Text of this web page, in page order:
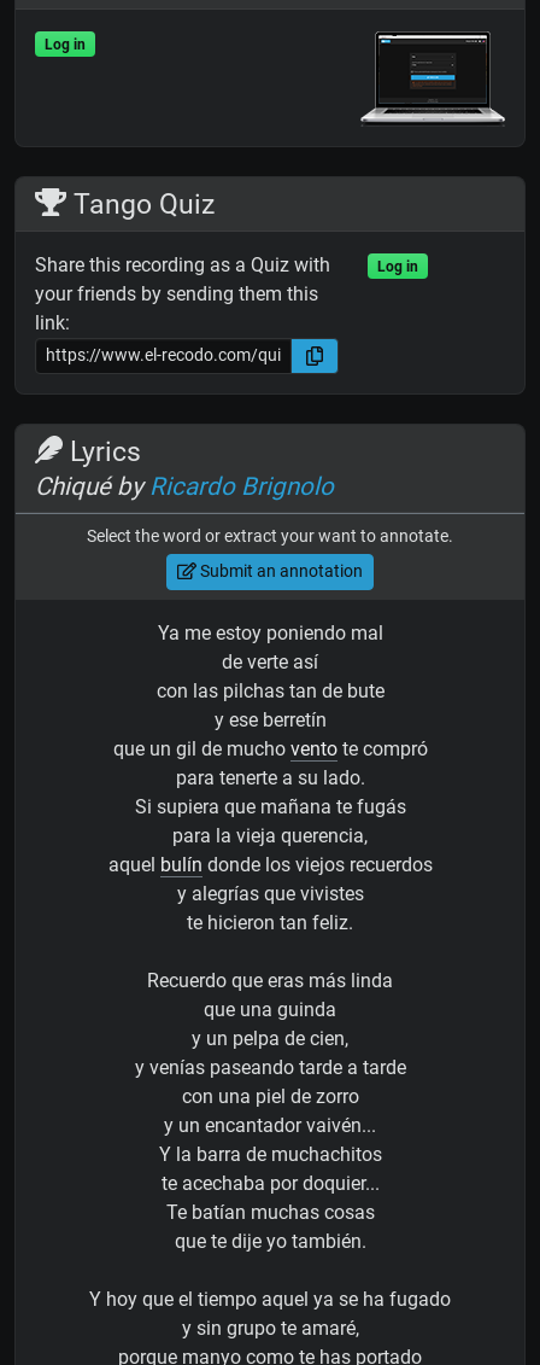
Log in
Tango Quiz
Share this recording as a Quiz with
your friends by sending them this
link:
Log in
Lyrics
Chiqué by Ricardo Brignolo
Select the word or extract your want to annotate.
Submit an annotation
Ya me estoy poniendo mal
de verte así
con las pilchas tan de bute
y ese berretín
que un gil de mucho ventote compró
para tenerte a su lado.
Si supiera que mañana te fugás
para la vieja querencia,
aquel bulín donde los viejos recuerdos
y alegrías que vivistes
te hicieron tan feliz.
Recuerdo que eras más linda
que una guinda
y un pelpa de cien,
y venías paseando tarde a tarde
con una piel de zorro
y un encantador vaivén...
Y la barra de muchachitos
te acechaba por doquier...
Te batían muchas cosas
que te dije yo también.
Y hoy que el tiempo aquel ya se ha fugado
y sin grupo te amaré,
porque manyo como te has portado